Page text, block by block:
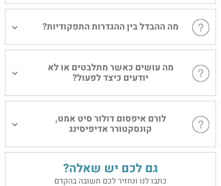
מה ההבדל בין ההגדרות התפקודיות?
מה עושים כאשר מתלבטים או לא
יודעים כיצד לפעול?
לורם איפסום דולור סיט אמט,
קונסקטורר אדיפיסינג
גם לכם יש שאלה?
כתבו לנו ונחזיר לכם תשובה בהקדם